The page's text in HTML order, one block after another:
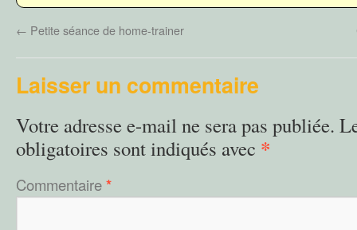
← Petite séance de home-trainer
Laisser un commentaire
Votre adresse e-mail ne sera pas publiée.
obligatoires sont indiqués avec *
Commentaire*